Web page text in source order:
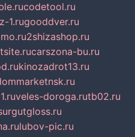
codetool.ru
1.rugooddver.ru
2shizashop.ru
carszona-bu.ru
kinozadrot13.ru
veles-doroga.rutb02.ru
lubov-pic.ru